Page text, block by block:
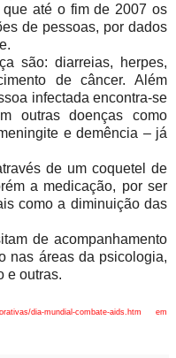
até o fim de 2007 os
de pessoas, por dados
são: diarreias, herpes,
de câncer. Além
infectada encontra-se
outras doenças como
e demência – já
de um coquetel de
a medicação, por ser
como a diminuição das
de acompanhamento
nas áreas da psicologia,
e outras.
dia-mundial-combate-aids.htm em